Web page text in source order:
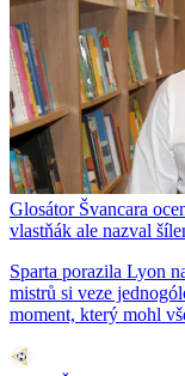
Glosátor Švancara
vlastňák ale nazval
Sparta porazila Lyon
mistrů si veze
moment, který mohl